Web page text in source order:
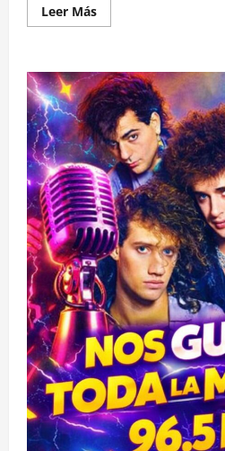
Leer MásLeer
más
detiene
a
Jorge
Huenchullán
tras
operativo
conjunto
en
Temucuicui